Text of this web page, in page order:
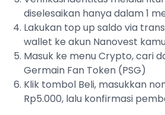
diselesaikan hanya dalam 1
Lakukan top up saldo via
wallet ke akun Nanovest
Masuk ke menu Crypto, cari
Germain Fan Token (PSG)
Klik tombol Beli, masukkan
Rp5.000, lalu konfirmasi